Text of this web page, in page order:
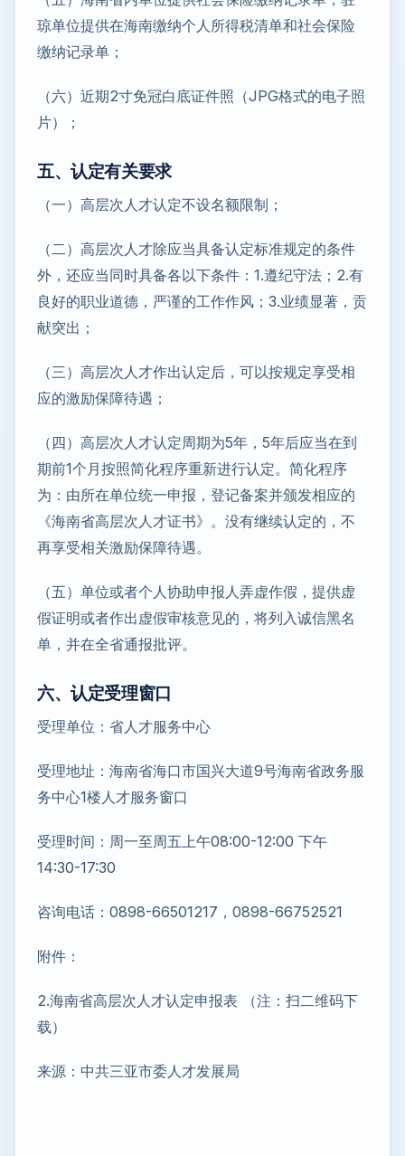
琼单位提供在海南缴纳个人所得税清单和社会保险
缴纳记录单；
（六）近期2寸免冠白底证件照（JPG格式的电子照
片）；
五、认定有关要求
（一）高层次人才认定不设名额限制；
（二）高层次人才除应当具备认定标准规定的条件
外，还应当同时具备各以下条件：1.遵纪守法；2.有
良好的职业道德，严谨的工作作风；3.业绩显著，贡
献突出；
（三）高层次人才作出认定后，可以按规定享受相
应的激励保障待遇；
（四）高层次人才认定周期为5年，5年后应当在到
期前1个月按照简化程序重新进行认定。简化程序
为：由所在单位统一申报，登记备案并颁发相应的
《海南省高层次人才证书》。没有继续认定的，不
再享受相关激励保障待遇。
（五）单位或者个人协助申报人弄虚作假，提供虚
假证明或者作出虚假审核意见的，将列入诚信黑名
单，并在全省通报批评。
六、认定受理窗口
受理单位：省人才服务中心
受理地址：海南省海口市国兴大道9号海南省政务服
务中心1楼人才服务窗口
受理时间：周一至周五上午08:00-12:00 下午
14:30-17:30
咨询电话：0898-66501217，0898-66752521
附件：
2.海南省高层次人才认定申报表 （注：扫二维码下
载）
来源：中共三亚市委人才发展局